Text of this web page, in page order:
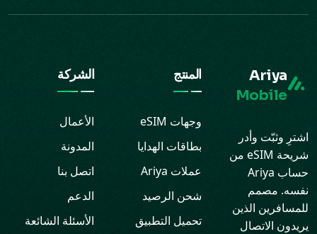
Ariya
Mobile
اشترِ وثبّت وأدر
شريحة eSIM من
حساب Ariya
نفسه. مصمم
للمسافرين الذين
يريدون الاتصال
المنتج
وجهات eSIM
بطاقات الهدايا
عملات Ariya
شحن الرصيد
تحميل التطبيق
الشركة
الأعمال
المدونة
اتصل بنا
الدعم
الأسئلة الشائعة